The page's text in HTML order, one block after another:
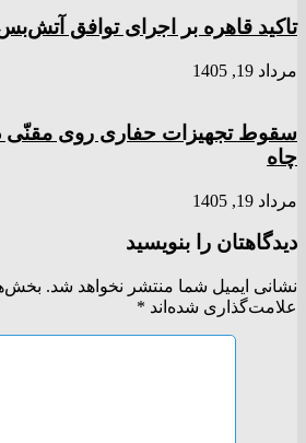
تاکید قاهره بر اجرای توافق
مرداد 19, 1405
چاه
مرداد 19, 1405
دیدگاهتان را بنویسید
نشانی ایمیل شما منتشر نخواهد شد.
علامت‌گذاری شده‌اند *